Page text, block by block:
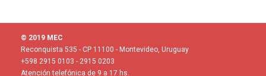
© 2019 MEC
Reconquista 535 - CP 11100 - Montevideo, Uruguay
+598 2915 0103 - 2915 0203
Atención telefónica de 9 a 17 hs.